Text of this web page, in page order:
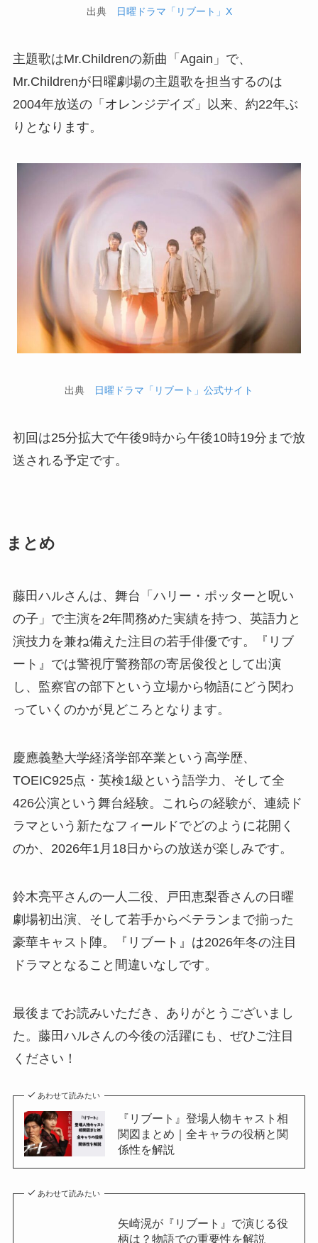
出典 日曜ドラマ「リブート」X
主題歌はMr.Childrenの新曲「Again」で、
Mr.Childrenが日曜劇場の主題歌を担当するのは
2004年放送の「オレンジデイズ」以来、約22年ぶ
りとなります。
出典 日曜ドラマ「リブート」公式サイト
初回は25分拡大で午後9時から午後10時19分まで放
送される予定です。
まとめ
藤田ハルさんは、舞台「ハリー・ポッターと呪い
の子」で主演を2年間務めた実績を持つ、英語力と
演技力を兼ね備えた注目の若手俳優です。『リブ
ート』では警視庁警務部の寄居俊役として出演
し、監察官の部下という立場から物語にどう関わ
っていくのかが見どころとなります。
慶應義塾大学経済学部卒業という高学歴、
TOEIC925点・英検1級という語学力、そして全
426公演という舞台経験。これらの経験が、連続ド
ラマという新たなフィールドでどのように花開く
のか、2026年1月18日からの放送が楽しみです。
鈴木亮平さんの一人二役、戸田恵梨香さんの日曜
劇場初出演、そして若手からベテランまで揃った
豪華キャスト陣。『リブート』は2026年冬の注目
ドラマとなること間違いなしです。
最後までお読みいただき、ありがとうございまし
た。藤田ハルさんの今後の活躍にも、ぜひご注目
ください！
あわせて読みたい
『リブート』登場人物キャスト相
関図まとめ｜全キャラの役柄と関
係性を解説
あわせて読みたい
矢崎滉が『リブート』で演じる役
柄は？物語での重要性を解説